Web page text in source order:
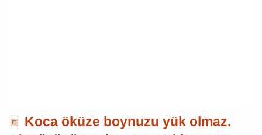
Koca öküze boynuzu yük olmaz.